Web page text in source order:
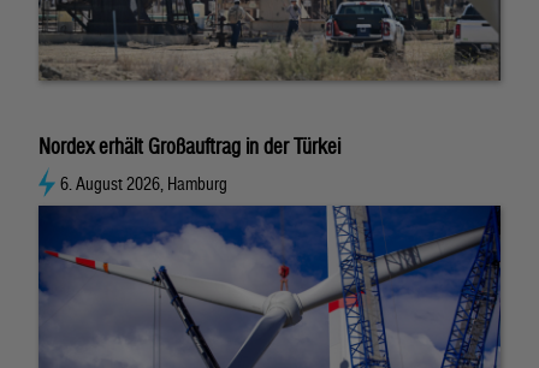
Nordex erhält Großauftrag in der Türkei
6. August 2026, Hamburg